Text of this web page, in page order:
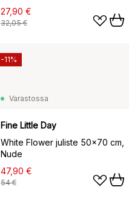
27,90 €
32,05 €
Varastossa
Fine Little Day
White Flower juliste 50x70 cm,
Nude
47,90 €
54 €
-11%